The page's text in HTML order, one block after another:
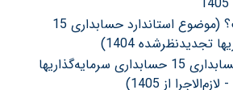
مصون‌سازی چیست؟ (موضوع استاندارد حسابداری 15
1404)
آموزش استاندارد حسابداری 15 حسابداری سرمایه‌گذاریها